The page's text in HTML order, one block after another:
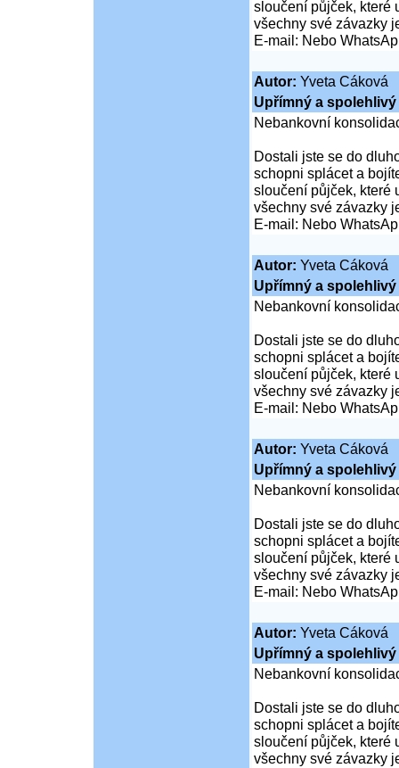
sloučení půjček, které
všechny své závazky
E-mail: Nebo
Autor: Yveta Cáková
Upřímný a
Nebankovní
Dostali jste se do
schopni splácet a
sloučení půjček, které
všechny své závazky
E-mail: Nebo
Autor: Yveta Cáková
Upřímný a
Nebankovní
Dostali jste se do
schopni splácet a
sloučení půjček, které
všechny své závazky
E-mail: Nebo
Autor: Yveta Cáková
Upřímný a
Nebankovní
Dostali jste se do
schopni splácet a
sloučení půjček, které
všechny své závazky
E-mail: Nebo
Autor: Yveta Cáková
Upřímný a
Nebankovní
Dostali jste se do
schopni splácet a
sloučení půjček, které
všechny své závazky